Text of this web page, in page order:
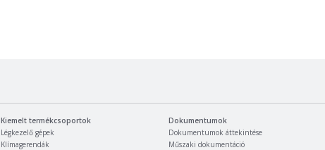
Kiemelt termékcsoportok
Légkezelő gépek
Klímagerendák
Dokumentumok
Dokumentumok áttekintése
Műszaki dokumentáció